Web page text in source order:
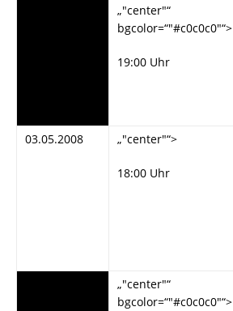
„"center"“
bgcolor=“"#c0c0c0"“>
19:00 Uhr
03.05.2008 „"center"“>
18:00 Uhr
„"center"“
bgcolor=“"#c0c0c0"“>